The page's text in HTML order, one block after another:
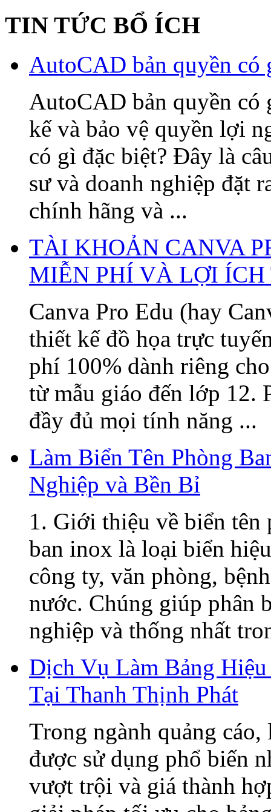
TIN TỨC BỔ ÍCH
AutoCAD bản quyền có
AutoCAD bản quyền có
kế và bảo vệ quyền lợi
có gì đặc biệt? Đây là
sư và doanh nghiệp đặt
chính hãng và ...
TÀI KHOẢN CANVA
MIỄN PHÍ VÀ LỢI
Canva Pro Edu (hay
thiết kế đồ họa trực
phí 100% dành riêng
từ mẫu giáo đến lớp 12.
đầy đủ mọi tính năng ...
Làm Biển Tên Phòng
Nghiệp và Bền Bỉ
1. Giới thiệu về biển tên
ban inox là loại biển
công ty, văn phòng,
nước. Chúng giúp phân
nghiệp và thống nhất
Dịch Vụ Làm Bảng
Tại Thanh Thịnh Phát
Trong ngành quảng
được sử dụng phổ biến
vượt trội và giá thành